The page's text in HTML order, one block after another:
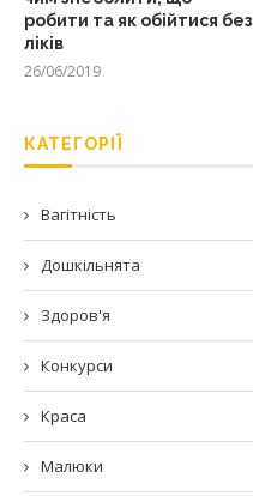
робити та як обійтися без
ліків
26/06/2019
КАТЕГОРІЇ
Вагітність
Дошкільнята
Здоров'я
Конкурси
Краса
Малюки